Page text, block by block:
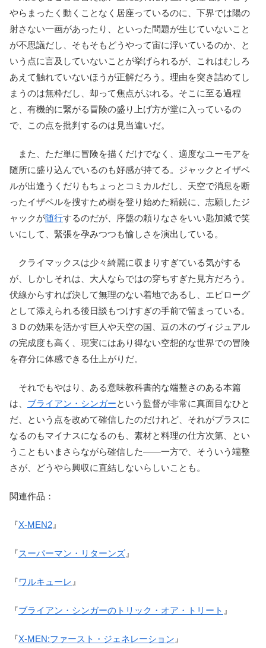
やらまったく動くことなく居座っているのに、下界では陽の
射さない一画があったり、といった問題が生じていないこと
が不思議だし、そもそもどうやって宙に浮いているのか、と
いう点に言及していないことが挙げられるが、これはむしろ
あえて触れていないほうが正解だろう。理由を突き詰めてし
まうのは無粋だし、却って焦点がぶれる。そこに至る過程
と、有機的に繋がる冒険の盛り上げ方が堂に入っているの
で、この点を批判するのは見当違いだ。
また、ただ単に冒険を描くだけでなく、適度なユーモアを
随所に盛り込んでいるのも好感が持てる。ジャックとイザベ
ルが出逢うくだりもちょっとコミカルだし、天空で消息を断
ったイザベルを捜すため樹を登り始めた精鋭に、志願したジ
ャックが随行するのだが、序盤の頼りなさをいい匙加減で笑
いにして、緊張を孕みつつも愉しさを演出している。
クライマックスは少々綺麗に収まりすぎている気がする
が、しかしそれは、大人ならではの穿ちすぎた見方だろう。
伏線からすれば決して無理のない着地であるし、エピローグ
として添えられる後日談もつけすぎの手前で留まっている。
３Ｄの効果を活かす巨人や天空の国、豆の木のヴィジュアル
の完成度も高く、現実にはあり得ない空想的な世界での冒険
を存分に体感できる仕上がりだ。
それでもやはり、ある意味教科書的な端整さのある本篇
は、 ブライアン・シンガーという監督が非常に真面目なひと
だ、という点を改めて確信したのだけれど、それがプラスに
なるのもマイナスになるのも、素材と料理の仕方次第、とい
うこともいまさらながら確信した――一方で、そういう端整
さが、どうやら興収に直結しないらしいことも。
関連作品：
『X-MEN2 』
『スーパーマン・リターンズ 』
『ワルキューレ 』
『ブライアン・シンガーのトリック・オア・トリート 』
『X-MEN:ファースト・ジェネレーション 』